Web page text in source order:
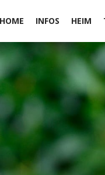
HOME INFOS HEIM